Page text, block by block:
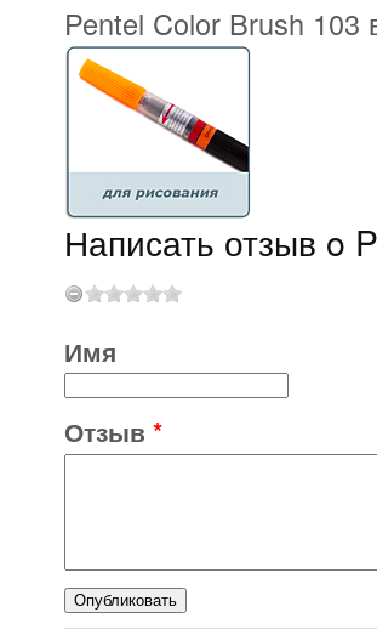
Pentel Color Brush 103
Написать отзыв o
Имя
Отзыв *